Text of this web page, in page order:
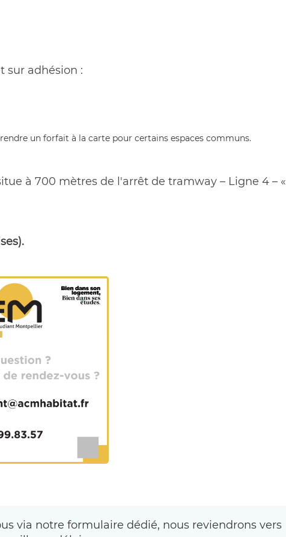
sur adhésion :
un forfait à la carte pour certains espaces communs.
à 700 mètres de l'arrêt de tramway – Ligne 4 – «
via notre formulaire dédié, nous reviendrons vers